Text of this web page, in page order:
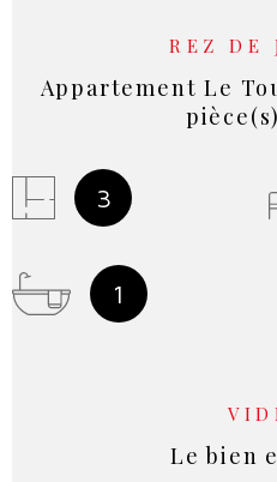
REZ DE
Appartement Le
3
1
Le bien